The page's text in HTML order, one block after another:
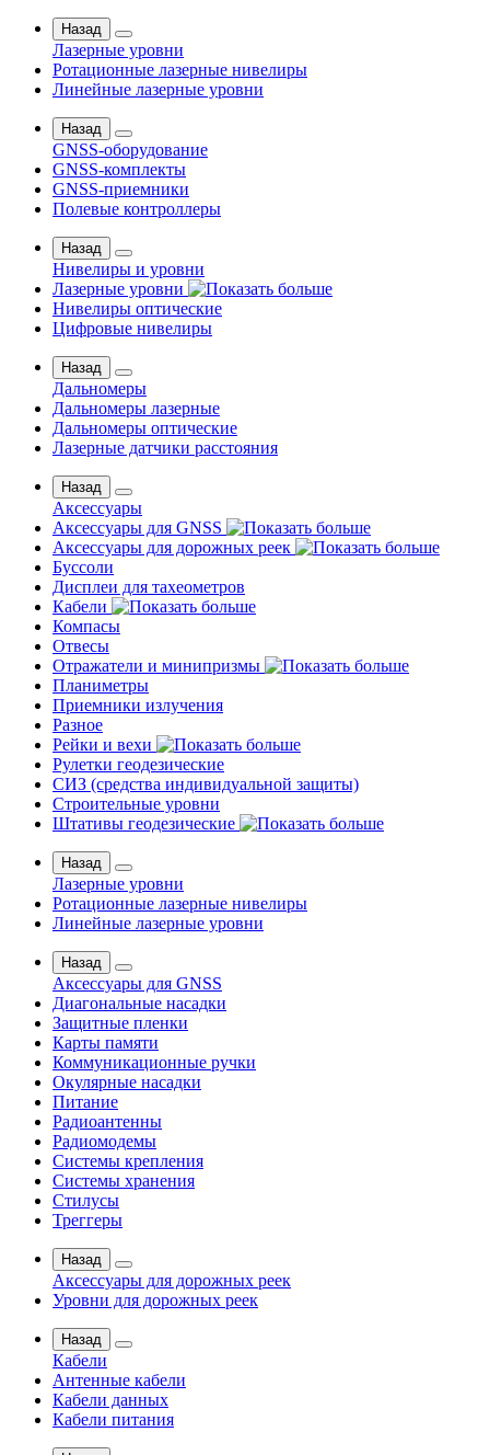
Назад
Лазерные уровни
Ротационные лазерные нивелиры
Линейные лазерные уровни
Назад
GNSS-оборудование
GNSS-комплекты
GNSS-приемники
Полевые контроллеры
Назад
Нивелиры и уровни
Лазерные уровни
Нивелиры оптические
Цифровые нивелиры
Назад
Дальномеры
Дальномеры лазерные
Дальномеры оптические
Лазерные датчики расстояния
Назад
Аксессуары
Аксессуары для GNSS
Аксессуары для дорожных реек
Буссоли
Дисплеи для тахеометров
Кабели
Компасы
Отвесы
Отражатели и минипризмы
Планиметры
Приемники излучения
Разное
Рейки и вехи
Рулетки геодезические
СИЗ (средства индивидуальной защиты)
Строительные уровни
Штативы геодезические
Назад
Лазерные уровни
Ротационные лазерные нивелиры
Линейные лазерные уровни
Назад
Аксессуары для GNSS
Диагональные насадки
Защитные пленки
Карты памяти
Коммуникационные ручки
Окулярные насадки
Питание
Радиоантенны
Радиомодемы
Системы крепления
Системы хранения
Стилусы
Треггеры
Назад
Аксессуары для дорожных реек
Уровни для дорожных реек
Назад
Кабели
Антенные кабели
Кабели данных
Кабели питания